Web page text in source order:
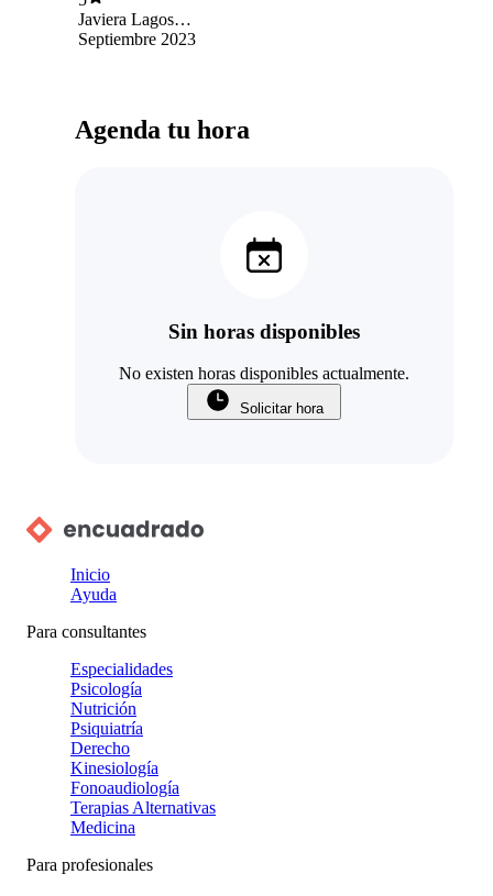
Javiera Lagos
Robert
Septiembre 2023
Agenda tu hora
Sin horas disponibles
No existen horas disponibles actualmente.
Solicitar hora
Inicio
Ayuda
Para consultantes
Especialidades
Psicología
Nutrición
Psiquiatría
Derecho
Kinesiología
Fonoaudiología
Terapias Alternativas
Medicina
Para profesionales